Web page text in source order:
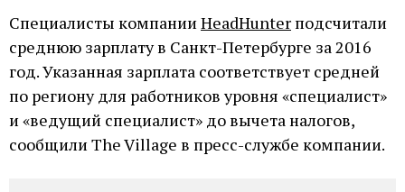
Специалисты компанииHeadHunter подсчитали
среднюю зарплату в Санкт-Петербурге за 2016
год. Указанная зарплата соответствует средней
по региону для работников уровня «специалист»
и «ведущий специалист» до вычета налогов,
сообщили The Village в пресс-службе компании.